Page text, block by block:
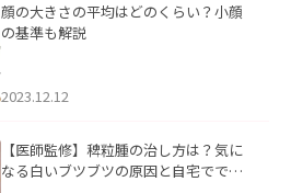
顔の大きさの平均はどのくらい？小顔
の基準も解説
2023.12.12
【医師監修】稗粒腫の治し方は？気に
なる白いブツブツの原因と自宅ででき